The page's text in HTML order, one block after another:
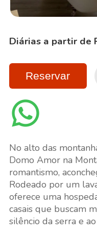
Diárias a partir de
Reservar
No alto das
Domo Amor na
romantismo,
Rodeado por um
oferece uma
casais que buscam
silêncio da serra e